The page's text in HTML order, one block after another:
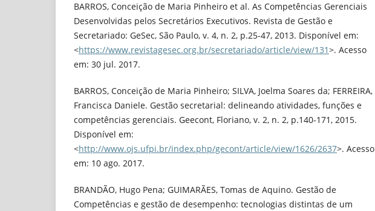
BARROS, Conceição de Maria Pinheiro et al. As Competências Gerenciais
Desenvolvidas pelos Secretários Executivos. Revista de Gestão e
Secretariado: GeSec, São Paulo, v. 4, n. 2, p.25-47, 2013. Disponível em:
<https://www.revistagesec.org.br/secretariado/article/view/131>. Acesso
em: 30 jul. 2017.
BARROS, Conceição de Maria Pinheiro; SILVA, Joelma Soares da; FERREIRA,
Francisca Daniele. Gestão secretarial: delineando atividades, funções e
competências gerenciais. Geecont, Floriano, v. 2, n. 2, p.140-171, 2015.
Disponível em:
<http://www.ojs.ufpi.br/index.php/gecont/article/view/1626/2637>. Acesso
em: 10 ago. 2017.
BRANDÃO, Hugo Pena; GUIMARÃES, Tomas de Aquino. Gestão de
Competências e gestão de desempenho: tecnologias distintas de um